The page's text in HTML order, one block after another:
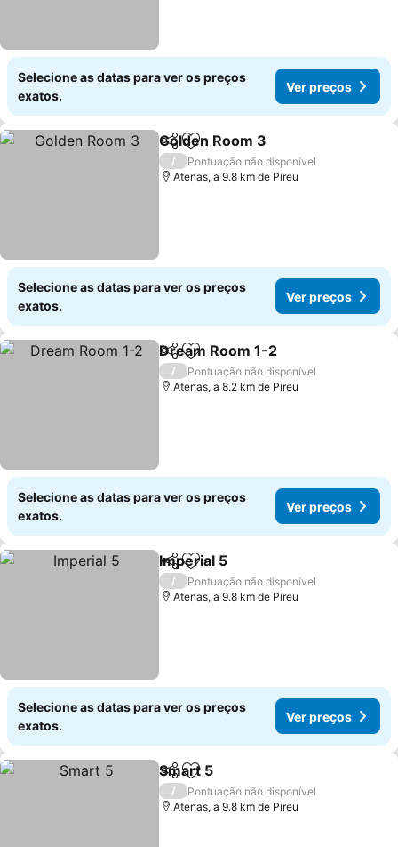
Selecione as datas para ver os preços
exatos.
Ver preços
PartilharAdicionar aos favoritos
Golden Room 3
/
Pontuação não disponível
Atenas, a 9.8 km de Pireu
Selecione as datas para ver os preços
exatos.
Ver preços
PartilharAdicionar aos favoritos
Dream Room 1-2
/
Pontuação não disponível
Atenas, a 8.2 km de Pireu
Selecione as datas para ver os preços
exatos.
Ver preços
PartilharAdicionar aos favoritos
Imperial 5
/
Pontuação não disponível
Atenas, a 9.8 km de Pireu
Selecione as datas para ver os preços
exatos.
Ver preços
PartilharAdicionar aos favoritos
Smart 5
/
Pontuação não disponível
Atenas, a 9.8 km de Pireu